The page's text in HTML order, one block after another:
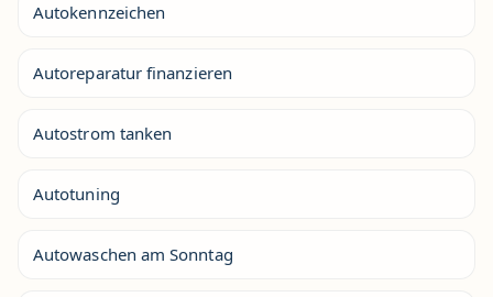
Autokennzeichen
Autoreparatur finanzieren
Autostrom tanken
Autotuning
Autowaschen am Sonntag